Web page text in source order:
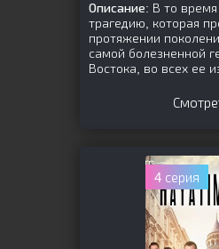
Описание: В то
трагедию, которая
протяжении
самой болезненной
Востока, во всех ее
4 серия